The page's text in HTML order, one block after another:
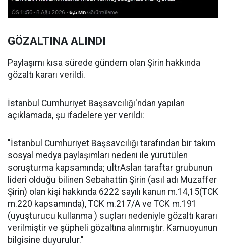
GÖZALTINA ALINDI
Paylaşımı kısa sürede gündem olan Şirin hakkında
gözaltı kararı verildi.
İstanbul Cumhuriyet Başsavcılığı'ndan yapılan
açıklamada, şu ifadelere yer verildi:
"İstanbul Cumhuriyet Başsavcılığı tarafından bir takım
sosyal medya paylaşımları nedeni ile yürütülen
soruşturma kapsamında; ultrAslan taraftar grubunun
lideri olduğu bilinen Sebahattin Şirin (asıl adı Muzaffer
Şirin) olan kişi hakkında 6222 sayılı kanun m.14,15(TCK
m.220 kapsamında), TCK m.217/A ve TCK m.191
(uyuşturucu kullanma ) suçları nedeniyle gözaltı kararı
verilmiştir ve şüpheli gözaltına alınmıştır. Kamuoyunun
bilgisine duyurulur."